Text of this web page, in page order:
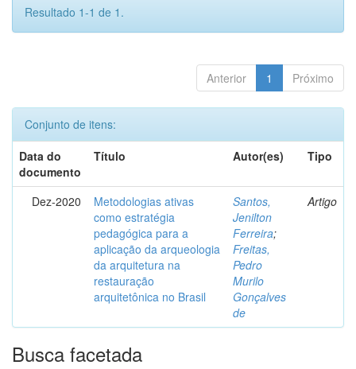
Resultado 1-1 de 1.
Anterior 1 Próximo
Conjunto de itens:
Data do
documento
Título Autor(es) Tipo
Dez-2020
Metodologias ativas
como estratégia
pedagógica para a
aplicação da arqueologia
da arquitetura na
restauração
arquitetônica no Brasil
Santos,
Jenilton
Ferreira;
Freitas,
Pedro
Murilo
Gonçalves
de
Artigo
Busca facetada